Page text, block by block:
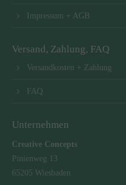
Impressum + AGB
Versand, Zahlung, FAQ
Versandkosten + Zahlung
FAQ
Unternehmen
Creative Concepts
Pinienweg 13
65205 Wiesbaden